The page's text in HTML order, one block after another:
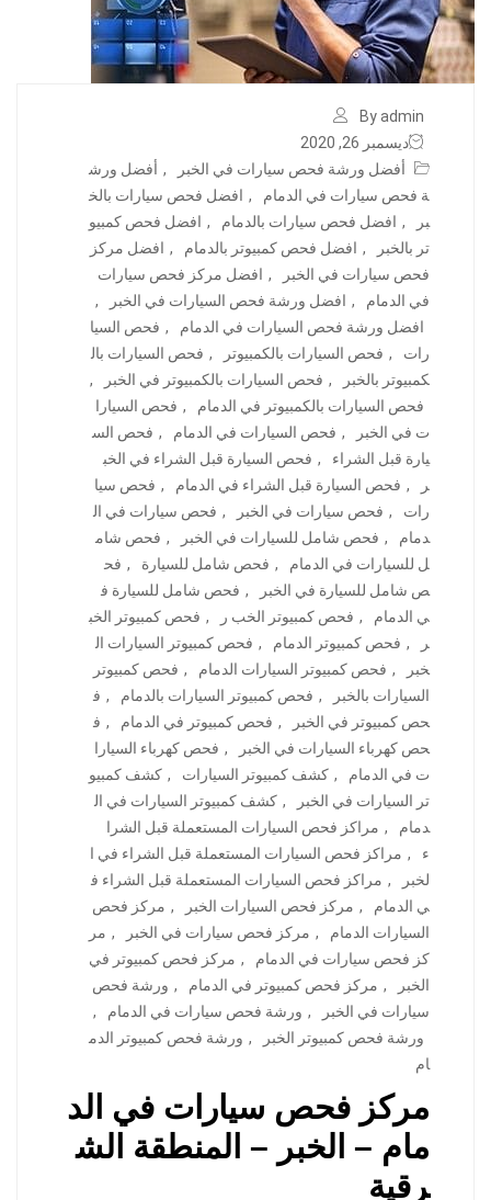
By admin
ديسمبر 26, 2020
أفضل ورشة فحص سيارات في الخبر
, أفضل ورش
ة فحص سيارات في الدمام
, افضل فحص سيارات بالخ
بر
, افضل فحص سيارات بالدمام , افضل فحص كمبيو
تر بالخبر
, افضل فحص كمبيوتر بالدمام , افضل مركز
فحص سيارات في الخبر
, افضل مركز فحص سيارات
في الدمام
, افضل ورشة فحص السيارات في الخبر
,
افضل ورشة فحص السيارات في الدمام
, فحص السيا
رات
, فحص السيارات بالكمبيوتر , فحص السيارات بال
كمبيوتر بالخبر
, فحص السيارات بالكمبيوتر في الخبر
,
فحص السيارات بالكمبيوتر في الدمام
, فحص السيارا
ت في الخبر
, فحص السيارات في الدمام , فحص الس
يارة قبل الشراء
, فحص السيارة قبل الشراء في الخب
ر
, فحص السيارة قبل الشراء في الدمام , فحص سيا
رات
, فحص سيارات في الخبر , فحص سيارات في ال
دمام
, فحص شامل للسيارات في الخبر , فحص شام
ل للسيارات في الدمام
, فحص شامل للسيارة , فح
ص شامل للسيارة في الخبر
, فحص شامل للسيارة ف
ي الدمام
, فحص كمبيوتر الخب ر , فحص كمبيوتر الخب
ر
, فحص كمبيوتر الدمام , فحص كمبيوتر السيارات ال
خبر
, فحص كمبيوتر السيارات الدمام , فحص كمبيوتر
السيارات بالخبر
, فحص كمبيوتر السيارات بالدمام , ف
حص كمبيوتر في الخبر
, فحص كمبيوتر في الدمام , ف
حص كهرباء السيارات في الخبر
, فحص كهرباء السيارا
ت في الدمام
, كشف كمبيوتر السيارات , كشف كمبيو
تر السيارات في الخبر
, كشف كمبيوتر السيارات في ال
دمام
, مراكز فحص السيارات المستعملة قبل الشرا
ء
, مراكز فحص السيارات المستعملة قبل الشراء في ا
لخبر
, مراكز فحص السيارات المستعملة قبل الشراء ف
ي الدمام
, مركز فحص السيارات الخبر , مركز فحص
السيارات الدمام
, مركز فحص سيارات في الخبر , مر
كز فحص سيارات في الدمام
, مركز فحص كمبيوتر في
الخبر
, مركز فحص كمبيوتر في الدمام , ورشة فحص
سيارات في الخبر
, ورشة فحص سيارات في الدمام
,
ورشة فحص كمبيوتر الخبر
, ورشة فحص كمبيوتر الدم
ام
مركز فحص سيارات في الد
مام – الخبر – المنطقة الش
رقية